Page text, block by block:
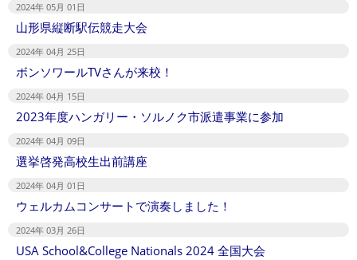
2024年 05月 01日
山形県縦断駅伝競走大会
2024年 04月 25日
ボンソワールTVさんが来校！
2024年 04月 15日
2023年度ハンガリー・ソルノク市派遣事業に参加
2024年 04月 09日
選挙啓発高校生出前講座
2024年 04月 01日
ウェルカムコンサートで演奏しました！
2024年 03月 26日
USA School&College Nationals 2024 全国大会